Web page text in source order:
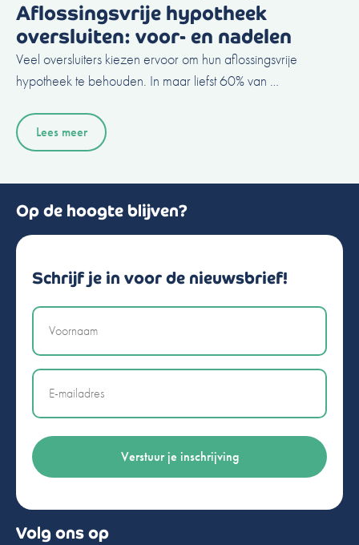
Aflossingsvrije hypotheek
oversluiten: voor- en nadelen
Veel oversluiters kiezen ervoor om hun aflossingsvrije
hypotheek te behouden. In maar liefst 60% van …
Lees meer
Op de hoogte blijven?
Schrijf je in voor de nieuwsbrief!
Naam
Email
Volg ons op